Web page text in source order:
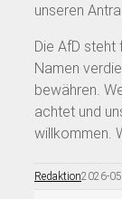
unseren
Die AfD steht
Namen
bewähren.
achtet und
willkommen.
Redaktion2026-